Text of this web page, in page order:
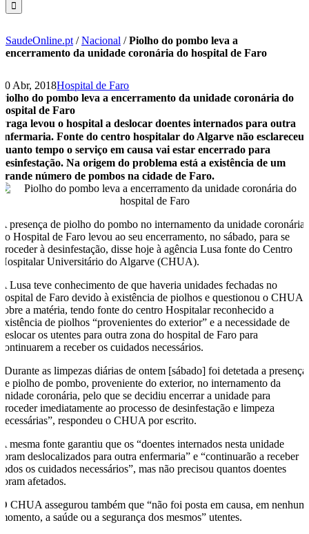
SaudeOnline.pt /Nacional /Piolho do pombo leva a
encerramento da unidade coronária do hospital de Faro
30 Abr, 2018Hospital de Faro
Piolho do pombo leva a encerramento da unidade coronária do
hospital de Faro
Praga levou o hospital a deslocar doentes internados para outra
enfermaria. Fonte do centro hospitalar do Algarve não esclareceu
quanto tempo o serviço em causa vai estar encerrado para
desinfestação. Na origem do problema está a existência de um
grande número de pombos na cidade de Faro.
A presença de piolho do pombo no internamento da unidade coronária
do Hospital de Faro levou ao seu encerramento, no sábado, para se
proceder à desinfestação, disse hoje à agência Lusa fonte do Centro
Hospitalar Universitário do Algarve (CHUA).
A Lusa teve conhecimento de que haveria unidades fechadas no
hospital de Faro devido à existência de piolhos e questionou o CHUA
sobre a matéria, tendo fonte do centro Hospitalar reconhecido a
existência de piolhos “provenientes do exterior” e a necessidade de
deslocar os utentes para outra zona do hospital de Faro para
continuarem a receber os cuidados necessários.
“Durante as limpezas diárias de ontem [sábado] foi detetada a presença
de piolho de pombo, proveniente do exterior, no internamento da
unidade coronária, pelo que se decidiu encerrar a unidade para
proceder imediatamente ao processo de desinfestação e limpeza
necessárias”, respondeu o CHUA por escrito.
A mesma fonte garantiu que os “doentes internados nesta unidade
foram deslocalizados para outra enfermaria” e “continuarão a receber
todos os cuidados necessários”, mas não precisou quantos doentes
foram afetados.
O CHUA assegurou também que “não foi posta em causa, em nenhum
momento, a saúde ou a segurança dos mesmos” utentes.